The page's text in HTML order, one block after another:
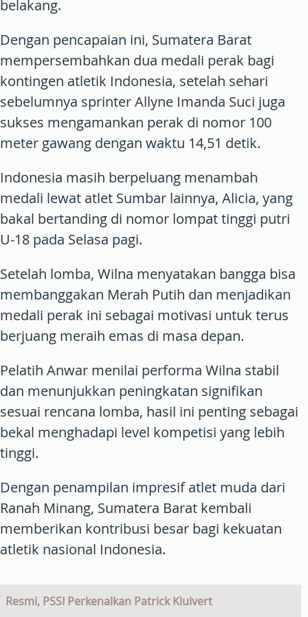
belakang.
Dengan pencapaian ini, Sumatera Barat
mempersembahkan dua medali perak bagi
kontingen atletik Indonesia, setelah sehari
sebelumnya sprinter Allyne Imanda Suci juga
sukses mengamankan perak di nomor 100
meter gawang dengan waktu 14,51 detik.
Indonesia masih berpeluang menambah
medali lewat atlet Sumbar lainnya, Alicia, yang
bakal bertanding di nomor lompat tinggi putri
U-18 pada Selasa pagi.
Setelah lomba, Wilna menyatakan bangga bisa
membanggakan Merah Putih dan menjadikan
medali perak ini sebagai motivasi untuk terus
berjuang meraih emas di masa depan.
Pelatih Anwar menilai performa Wilna stabil
dan menunjukkan peningkatan signifikan
sesuai rencana lomba, hasil ini penting sebagai
bekal menghadapi level kompetisi yang lebih
tinggi.
Dengan penampilan impresif atlet muda dari
Ranah Minang, Sumatera Barat kembali
memberikan kontribusi besar bagi kekuatan
atletik nasional Indonesia.
Resmi, PSSI Perkenalkan Patrick Kluivert